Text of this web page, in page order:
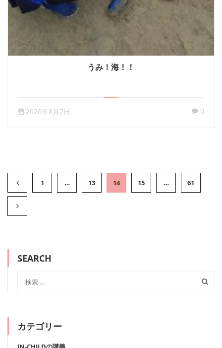
うみ！海！！
2020年8月7日 0
1 … 13 14 15 … 61
SEARCH
カテゴリー